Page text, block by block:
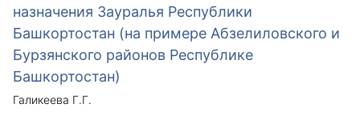
назначения Зауралья Республики
Башкортостан (на примере Абзелиловского и
Бурзянского районов Республике
Башкортостан)
Галикеева Г.Г.